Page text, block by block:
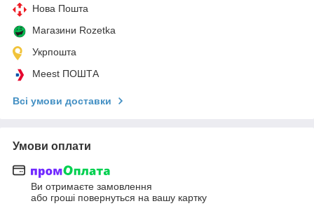
Нова Пошта
Магазини Rozetka
Укрпошта
Meest ПОШТА
Всі умови доставки
Умови оплати
Ви отримаєте замовлення
або гроші повернуться на вашу картку